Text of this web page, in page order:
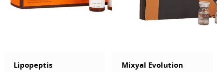
Lipopeptis Mixyal Evolution